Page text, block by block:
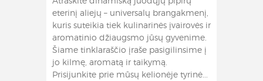
eterinį aliejų – universalų brangakmenį,
kuris suteikia tiek kulinarinės įvairovės ir
aromatinio džiaugsmo jūsų gyvenime.
Šiame tinklaraščio įraše pasigilinsime į
jo kilmę, aromatą ir taikymą.
Prisijunkite prie mūsų kelionėje tyrinė...